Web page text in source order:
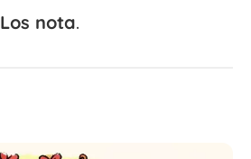
Los nota.